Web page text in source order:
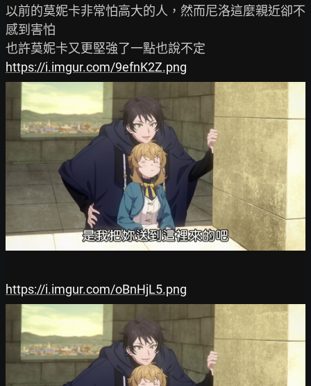
以前的莫妮卡非常怕高大的人，然而尼洛這麼親近卻不
感到害怕
https://i.imgur.com/9efnK2Z.png
https://i.imgur.com/oBnHjL5.png